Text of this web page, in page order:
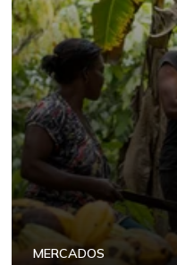
MERCADOS